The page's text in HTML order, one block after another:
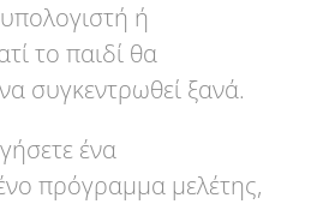
ή
το παιδί θα
συγκεντρωθεί ξανά.
ένα
πρόγραμμα μελέτης,